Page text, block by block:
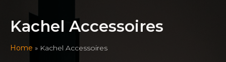
Kachel Accessoires
Home » Kachel Accessoires